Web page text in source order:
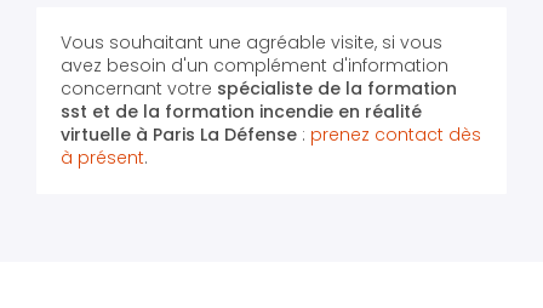
Vous souhaitant une agréable visite, si vous
avez besoin d'un complément d'information
concernant votre spécialiste de la formation
sst et de la formation incendie en réalité
virtuelle à Paris La Défense : prenez contact dès
à présent.